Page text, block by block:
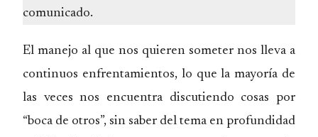
comunicado.
El manejo al que nos quieren someter nos lleva a
continuos enfrentamientos, lo que la mayoría de
las veces nos encuentra discutiendo cosas por
“boca de otros”, sin saber del tema en profundidad